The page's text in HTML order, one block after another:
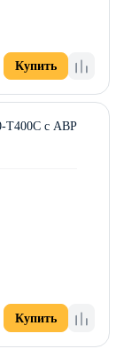
Купить
T400C с АВР
Купить